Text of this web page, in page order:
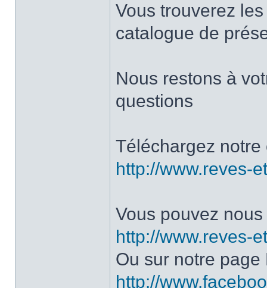
Vous trouverez
catalogue de
Nous restons à
questions
Téléchargez
http://www.reves-
Vous pouvez
http://www.reves-
Ou sur notre page
http://